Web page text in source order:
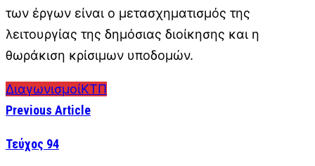
των έργων είναι ο μετασχηματισμός της
λειτουργίας της δημόσιας διοίκησης και η
θωράκιση κρίσιμων υποδομών.
ΔιαγωνισμοίΚΤΠ
Previous Article
Τεύχος 94